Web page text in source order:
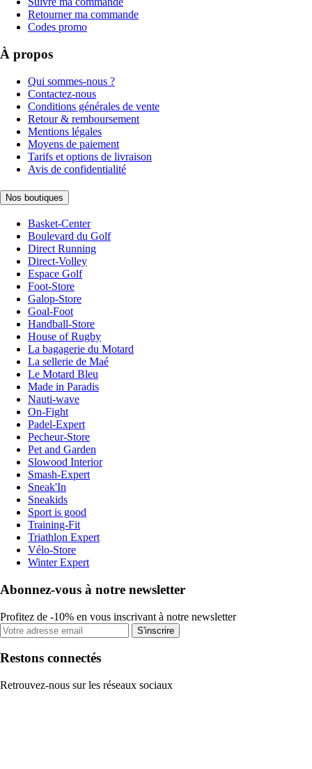
Retourner ma commande
Codes promo
À propos
Qui sommes-nous ?
Contactez-nous
Conditions générales de vente
Retour & remboursement
Mentions légales
Moyens de paiement
Tarifs et options de livraison
Avis de confidentialité
Nos boutiques
Basket-Center
Boulevard du Golf
Direct Running
Direct-Volley
Espace Golf
Foot-Store
Galop-Store
Goal-Foot
Handball-Store
House of Rugby
La bagagerie du Motard
La sellerie de Maé
Le Motard Bleu
Made in Paradis
Nauti-wave
On-Fight
Padel-Expert
Pecheur-Store
Pet and Garden
Slowood Interior
Smash-Expert
Sneak'In
Sneakids
Sport is good
Training-Fit
Triathlon Expert
Vélo-Store
Winter Expert
Abonnez-vous à notre newsletter
Profitez de -10% en vous inscrivant à notre newsletter
S'inscrire
Restons connectés
Retrouvez-nous sur les réseaux sociaux